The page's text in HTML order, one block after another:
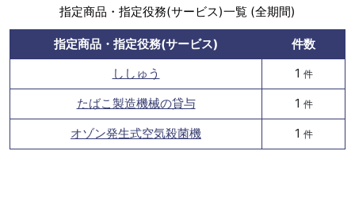
指定商品・指定役務(サービス)一覧 (全期間)
指定商品・指定役務(サービス)
件数
ししゅう
1 件
たばこ製造機械の貸与 1 件
オゾン発生式空気殺菌機 1 件